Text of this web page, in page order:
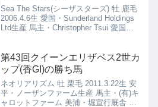
Sea The Stars(シーザスターズ) 牡 鹿毛
2006.4.6生 愛国・Sunderland Holdings
Ltd生産 馬主・Christopher Tsui 愛国・
第43回クイーンエリザベス2世カ
ップ(香GI)の勝ち馬
ネオリアリズム 牡 栗毛 2011.3.22生 安
平・ノーザンファーム生産 馬主・(有)キ
ャロットファーム 美浦・堀宣行厩舎 ネ